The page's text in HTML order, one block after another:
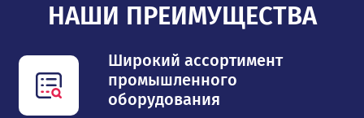
НАШИ ПРЕИМУЩЕСТВА
Широкий ассортимент
промышленного
оборудования